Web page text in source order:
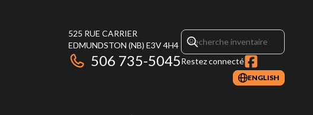
525 RUE CARRIER
EDMUNDSTON (NB) E3V 4H4
506 735-5045Restez connecté
ENGLISH